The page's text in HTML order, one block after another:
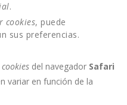
.
cookies, puede
sus preferencias.
cookies del navegador Safari
variar en función de la